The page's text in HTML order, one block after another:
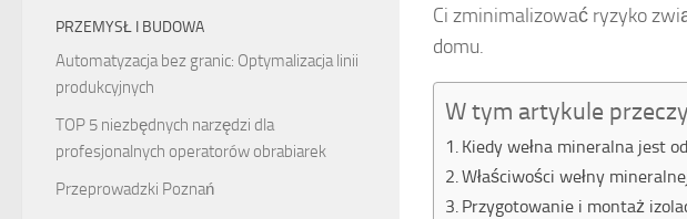
Ci zminimalizować ryzyko
domu.
W tym artykule
Kiedy wełna mineralna jest
Właściwości wełny
Przygotowanie i montaż
PRZEMYSŁ I BUDOWA
Automatyzacja bez granic: Optymalizacja linii
produkcyjnych
TOP 5 niezbędnych narzędzi dla
profesjonalnych operatorów obrabiarek
Przeprowadzki Poznań